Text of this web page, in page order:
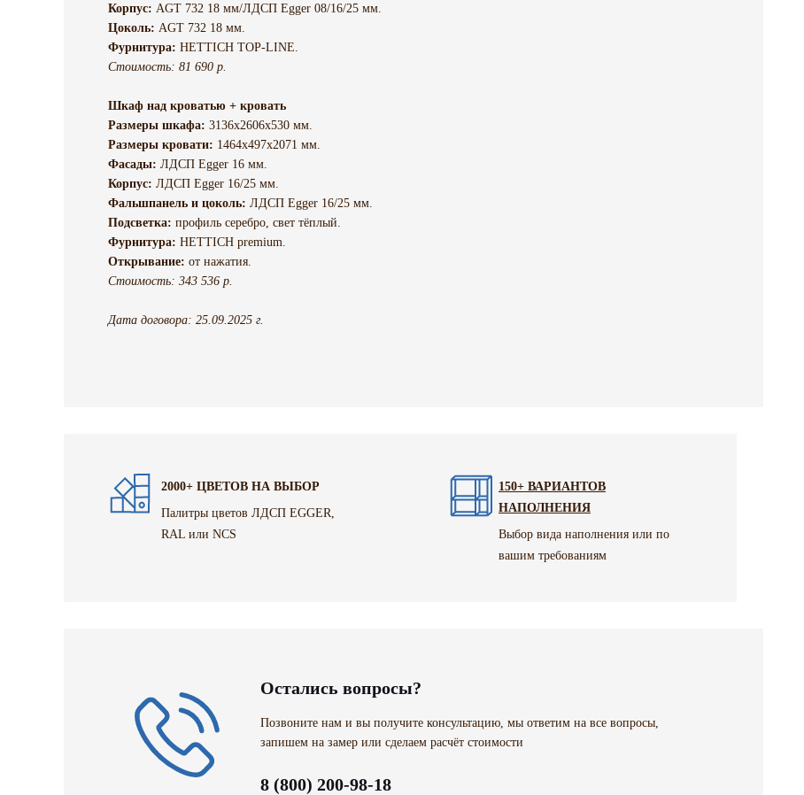
Корпус: AGT 732 18 мм/ЛДСП Egger 08/16/25 мм.
Цоколь: AGT 732 18 мм.
Фурнитура: HETTICH TOP-LINE.
Стоимость: 81 690 р.
Шкаф над кроватью + кровать
Размеры шкафа: 3136х2606х530 мм.
Размеры кровати: 1464х497х2071 мм.
Фасады: ЛДСП Egger 16 мм.
Корпус: ЛДСП Egger 16/25 мм.
Фальшпанель и цоколь: ЛДСП Egger 16/25 мм.
Подсветка: профиль серебро, свет тёплый.
Фурнитура: HETTICH premium.
Открывание: от нажатия.
Стоимость: 343 536 р.
Дата договора: 25.09.2025 г.
2000+ ЦВЕТОВ НА ВЫБОР
Палитры цветов ЛДСП EGGER,
RAL или NCS
150+ ВАРИАНТОВ
НАПОЛНЕНИЯ
Выбор вида наполнения или по
вашим требованиям
Остались вопросы?
Позвоните нам и вы получите консультацию, мы ответим на все вопросы,
запишем на замер или сделаем расчёт стоимости
8 (800) 200-98-18